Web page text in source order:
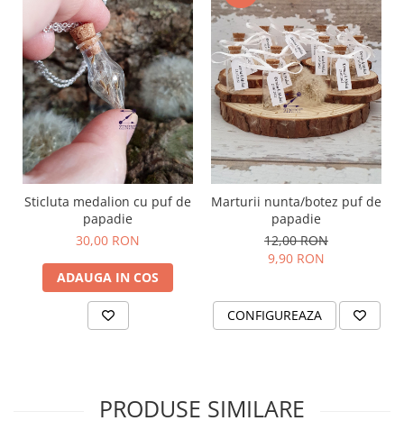
Sticluta medalion cu puf de
papadie
30,00 RON
ADAUGA IN COS
Marturii nunta/botez puf de
papadie
12,00 RON
9,90 RON
CONFIGUREAZA
PRODUSE SIMILARE